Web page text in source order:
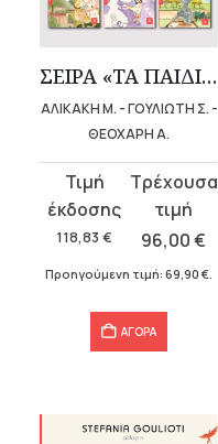
ΣΕΙΡΑ «ΤΑ ΠΑΙΔΙΑ ΔΙΑΒΑΖΟΥΝ ΑΡΧΑΙΟΥΣ»
ΑΛΙΚΑΚΗ Μ. - ΓΟΥΛΙΩΤΗ Σ. -
ΘΕΟΧΑΡΗ Α.
118,83 €
Original
price
was:
118,83 €.
96,00€
τρέχουσα
τιμή
Προηγούμενη τιμή: 69,90 €
ΑΓΟΡΑ